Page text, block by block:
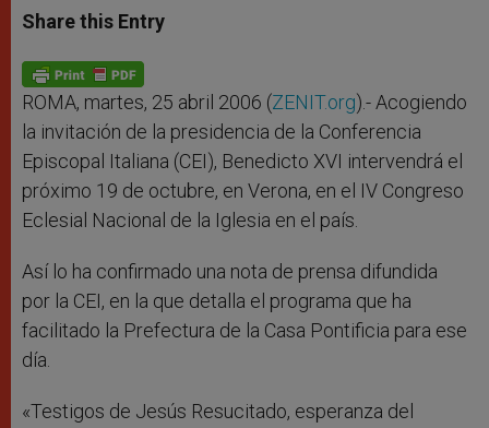
t
s
p
p
s
e
g
e
r
e
b
o
k
Share this Entry
ROMA, martes, 25 abril 2006 (ZENIT.org).- Acogiendo
la invitación de la presidencia de la Conferencia
Episcopal Italiana (CEI), Benedicto XVI intervendrá el
próximo 19 de octubre, en Verona, en el IV Congreso
Eclesial Nacional de la Iglesia en el país.
Así lo ha confirmado una nota de prensa difundida
por la CEI, en la que detalla el programa que ha
facilitado la Prefectura de la Casa Pontificia para ese
día.
«Testigos de Jesús Resucitado, esperanza del